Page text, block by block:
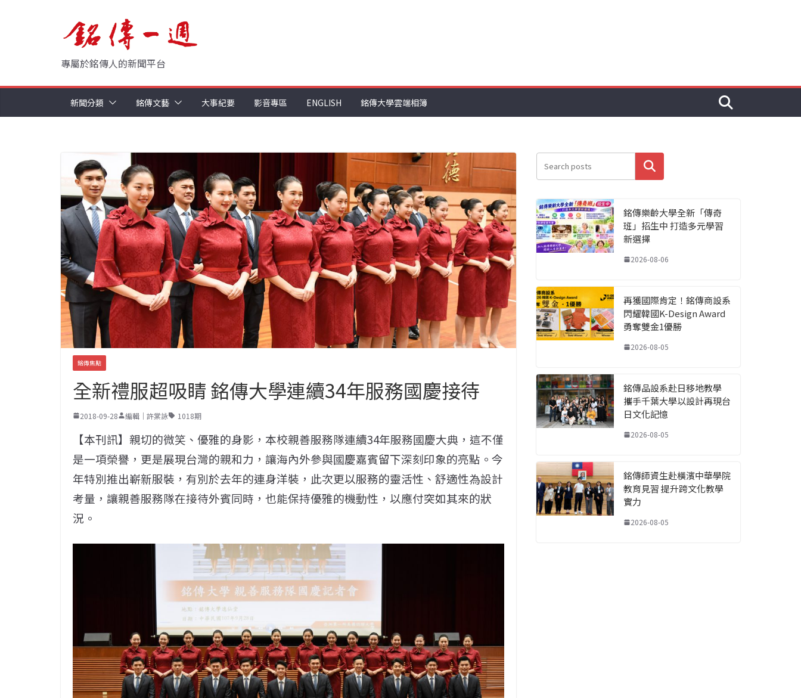
專屬於銘傳人的新聞平台
新聞分類 銘傳文藝 大事紀要 影音專區 ENGLISH 銘傳大學雲端相簿
銘傳焦點
全新禮服超吸睛 銘傳大學連續34年服務國慶接待
2018-09-28 編輯｜許棠詠 1018期
【本刊訊】親切的微笑、優雅的身影，本校親善服務隊連續34年服務國慶大典，這不僅
是一項榮譽，更是展現台灣的親和力，讓海內外參與國慶嘉賓留下深刻印象的亮點。今
年特別推出嶄新服裝，有別於去年的連身洋裝，此次更以服務的靈活性、舒適性為設計
考量，讓親善服務隊在接待外賓同時，也能保持優雅的機動性，以應付突如其來的狀
況。
搜尋
銘傳樂齡大學全新「傳奇
班」招生中 打造多元學習
新選擇
2026-08-06
再獲國際肯定！銘傳商設系
閃耀韓國K-Design Award
勇奪雙金1優勝
2026-08-05
銘傳品設系赴日移地教學
攜手千葉大學以設計再現台
日文化記憶
2026-08-05
銘傳師資生赴橫濱中華學院
教育見習 提升跨文化教學
實力
2026-08-05